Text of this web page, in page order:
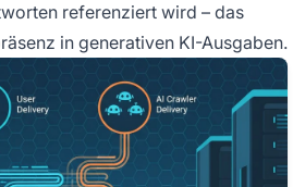
referenziert wird – das
in generativen KI-Ausgaben.